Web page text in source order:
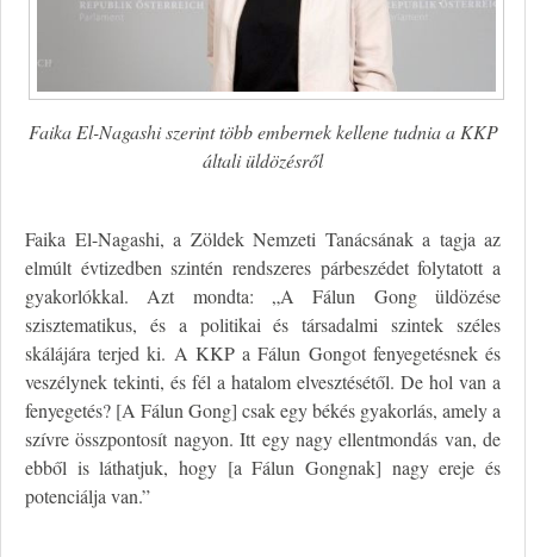
Faika El-Nagashi szerint több embernek kellene tudnia a KKP
általi üldözésről
Faika El-Nagashi, a Zöldek Nemzeti Tanácsának a tagja az
elmúlt évtizedben szintén rendszeres párbeszédet folytatott a
gyakorlókkal. Azt mondta: „A Fálun Gong üldözése
szisztematikus, és a politikai és társadalmi szintek széles
skálájára terjed ki. A KKP a Fálun Gongot fenyegetésnek és
veszélynek tekinti, és fél a hatalom elvesztésétől. De hol van a
fenyegetés? [A Fálun Gong] csak egy békés gyakorlás, amely a
szívre összpontosít nagyon. Itt egy nagy ellentmondás van, de
ebből is láthatjuk, hogy [a Fálun Gongnak] nagy ereje és
potenciálja van.”